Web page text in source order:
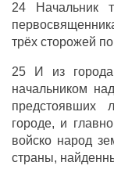
24 Начальник
трёх сторожей
25 И из
начальником
предстоявших
городе, и
войско народ
страны,